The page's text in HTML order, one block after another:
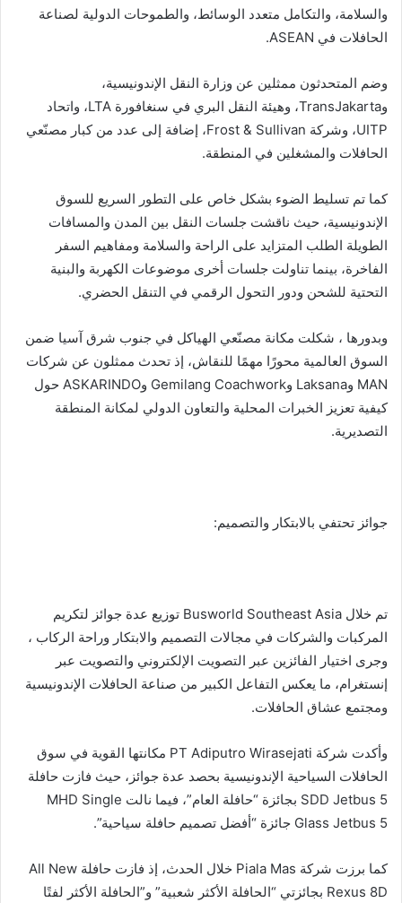
والسلامة، والتكامل متعدد الوسائط، والطموحات الدولية لصناعة
الحافلات في ASEAN.
وضم المتحدثون ممثلين عن وزارة النقل الإندونيسية،
وTransJakarta، وهيئة النقل البري في سنغافورة LTA، واتحاد
UITP، وشركة Frost & Sullivan، إضافة إلى عدد من كبار مصنّعي
الحافلات والمشغلين في المنطقة.
كما تم تسليط الضوء بشكل خاص على التطور السريع للسوق
الإندونيسية، حيث ناقشت جلسات النقل بين المدن والمسافات
الطويلة الطلب المتزايد على الراحة والسلامة ومفاهيم السفر
الفاخرة، بينما تناولت جلسات أخرى موضوعات الكهربة والبنية
التحتية للشحن ودور التحول الرقمي في التنقل الحضري.
وبدورها ، شكلت مكانة مصنّعي الهياكل في جنوب شرق آسيا ضمن
السوق العالمية محورًا مهمًا للنقاش، إذ تحدث ممثلون عن شركات
MAN وLaksana وGemilang Coachwork وASKARINDO حول
كيفية تعزيز الخبرات المحلية والتعاون الدولي لمكانة المنطقة
التصديرية.
جوائز تحتفي بالابتكار والتصميم:
تم خلال Busworld Southeast Asia توزيع عدة جوائز لتكريم
المركبات والشركات في مجالات التصميم والابتكار وراحة الركاب ،
وجرى اختيار الفائزين عبر التصويت الإلكتروني والتصويت عبر
إنستغرام، ما يعكس التفاعل الكبير من صناعة الحافلات الإندونيسية
ومجتمع عشاق الحافلات.
وأكدت شركة PT Adiputro Wirasejati مكانتها القوية في سوق
الحافلات السياحية الإندونيسية بحصد عدة جوائز، حيث فازت حافلة
SDD Jetbus 5 بجائزة “حافلة العام”، فيما نالت MHD Single
Glass Jetbus 5 جائزة “أفضل تصميم حافلة سياحية”.
كما برزت شركة Piala Mas خلال الحدث، إذ فازت حافلة All New
Rexus 8D بجائزتي “الحافلة الأكثر شعبية” و”الحافلة الأكثر لفتًا